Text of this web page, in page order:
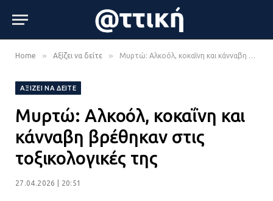
Home » Αξίζει να δείτε » Μυρτώ: Αλκοόλ, κοκαΐνη και κάνναβη βρέθηκαν στις τοξικολογικές της
ΑΞΊΖΕΙ ΝΑ ΔΕΊΤΕ
Μυρτώ: Αλκοόλ, κοκαΐνη και
κάνναβη βρέθηκαν στις
τοξικολογικές της
27.04.2026 | 20:51